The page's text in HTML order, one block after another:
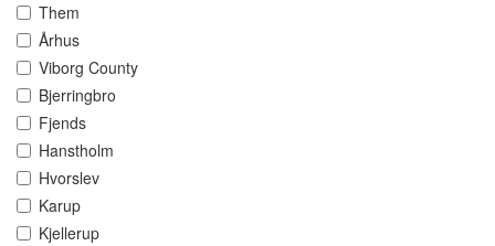
Them
Århus
Viborg County
Bjerringbro
Fjends
Hanstholm
Hvorslev
Karup
Kjellerup